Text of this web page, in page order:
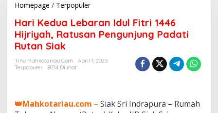
Homepage / TerpopulerH
r
i
K
d
b
a
Hari Kedua Lebaran Idul Fitri 1446
Hijriyah, Ratusan Pengunjung Padati
Rutan Siak
Tino Mahkotariau.com
April 1, 2025
Terpopuler
8034 Dilihat
👑Mahkotariau.com – Siak Sri Indrapura – Rumah